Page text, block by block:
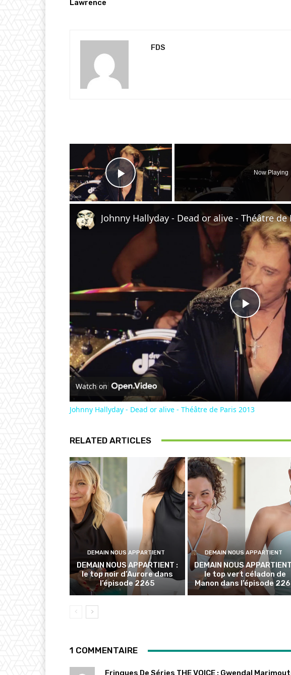
Lawrence
FDS
×
Play Video
Now Playing
Play
Video
Johnny Hallyday - Dead or alive - Théâtre de
Watch on
Johnny Hallyday - Dead or alive - Théâtre de Paris 2013
RELATED ARTICLES
DEMAIN NOUS APPARTIENT
DEMAIN NOUS APPARTIENT :
le top noir d’Aurore dans
l’épisode 2265
DEMAIN NOUS APPARTIENT
DEMAIN NOUS
le top vert céladon de
Manon dans l’épisode
1 COMMENTAIRE
Fringues De Séries THE VOICE : Gwendal